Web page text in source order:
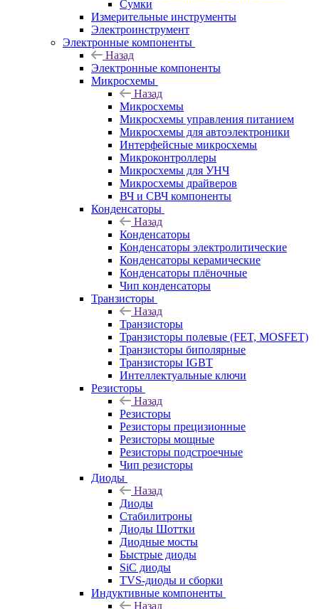
Сумки
Измерительные инструменты
Электроинструмент
Электронные компоненты
Назад
Электронные компоненты
Микросхемы
Назад
Микросхемы
Микросхемы управления питанием
Микросхемы для автоэлектроники
Интерфейсные микросхемы
Микроконтроллеры
Микросхемы для УНЧ
Микросхемы драйверов
ВЧ и СВЧ компоненты
Конденсаторы
Назад
Конденсаторы
Конденсаторы электролитические
Конденсаторы керамические
Конденсаторы плёночные
Чип конденсаторы
Транзисторы
Назад
Транзисторы
Транзисторы полевые (FET, MOSFET)
Транзисторы биполярные
Транзисторы IGBT
Интеллектуальные ключи
Резисторы
Назад
Резисторы
Резисторы прецизионные
Резисторы мощные
Резисторы подстроечные
Чип резисторы
Диоды
Назад
Диоды
Стабилитроны
Диоды Шоттки
Диодные мосты
Быстрые диоды
SiC диоды
TVS-диоды и сборки
Индуктивные компоненты
Назад